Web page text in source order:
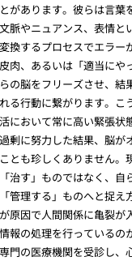
があります。彼らは言葉
脈やニュアンス、表情と
換するプロセスでエラー
肉、あるいは「適当にや
の脳をフリーズさせ、結
る行動に繋がります。こ
において常に高い緊張状
剰に努力した結果、脳が
とも珍しくありません。
治す」ものではなく、自
管理する」ものへと捉え
原因で人間関係に亀裂が
報の処理を行っているの
門の医療機関を受診し、